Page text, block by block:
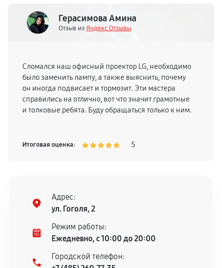
Герасимова Амина
Отзыв из Яндекс.Отзывы
Сломался наш офисный проектор LG, необходимо
было заменить лампу, а также выяснить, почему
он иногда подвисает и тормозит. Эти мастера
справились на отлично, вот что значит грамотные
и толковые ребята. Буду обращаться только к ним.
Итоговая оценка: 5
Адрес:
ул. Гоголя, 2
Режим работы:
Ежедневно, с 10:00 до 20:00
Городской телефон: